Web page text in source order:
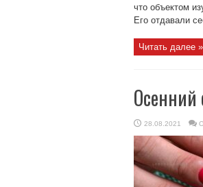
что объектом
Его отдавали
Читать далее »
Осенний
28.08.2021